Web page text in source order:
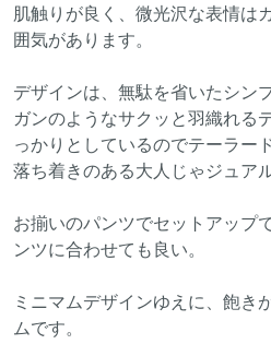
肌触りが良く、微光沢な表情は
囲気があります。
デザインは、無駄を省いたシン
ガンのようなサクッと羽織れる
っかりとしているのでテーラー
落ち着きのある大人じゃジュア
お揃いのパンツでセットアップ
ンツに合わせても良い。
ミニマムデザインゆえに、飽き
ムです。